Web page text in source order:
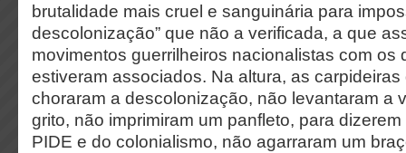
brutalidade mais cruel e sanguinária para
descolonização” que não a verificada, a que
movimentos guerrilheiros nacionalistas com os
estiveram associados. Na altura, as
choraram a descolonização, não levantaram a
grito, não imprimiram um panfleto, para
PIDE e do colonialismo, não agarraram um